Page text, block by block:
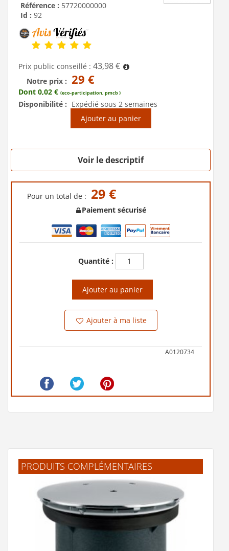
Référence : 57720000000
Id : 92
Prix public conseillé : 43,98 €
Notre prix : 29 €
Dont 0,02 € (eco-participation, pmcb )
Disponibilité : Expédié sous 2 semaines
Ajouter au panier
Voir le descriptif
Pour un total de : 29 €
Paiement sécurisé
Quantité :
Ajouter au panier
Ajouter à ma liste
A0120734
PRODUITS COMPLÉMENTAIRES